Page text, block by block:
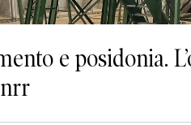
e posidonia.